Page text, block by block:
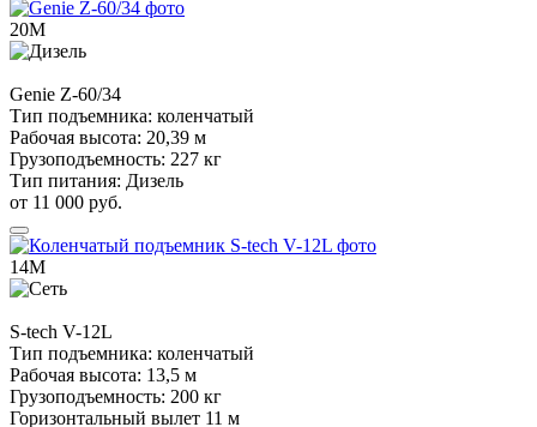
20М
Genie Z-60/34
Тип подъемника: коленчатый
Рабочая высота: 20,39 м
Грузоподъемность: 227 кг
Тип питания: Дизель
от 11 000 руб.
14М
S-tech V-12L
Тип подъемника: коленчатый
Рабочая высота: 13,5 м
Грузоподъемность: 200 кг
Горизонтальный вылет 11 м